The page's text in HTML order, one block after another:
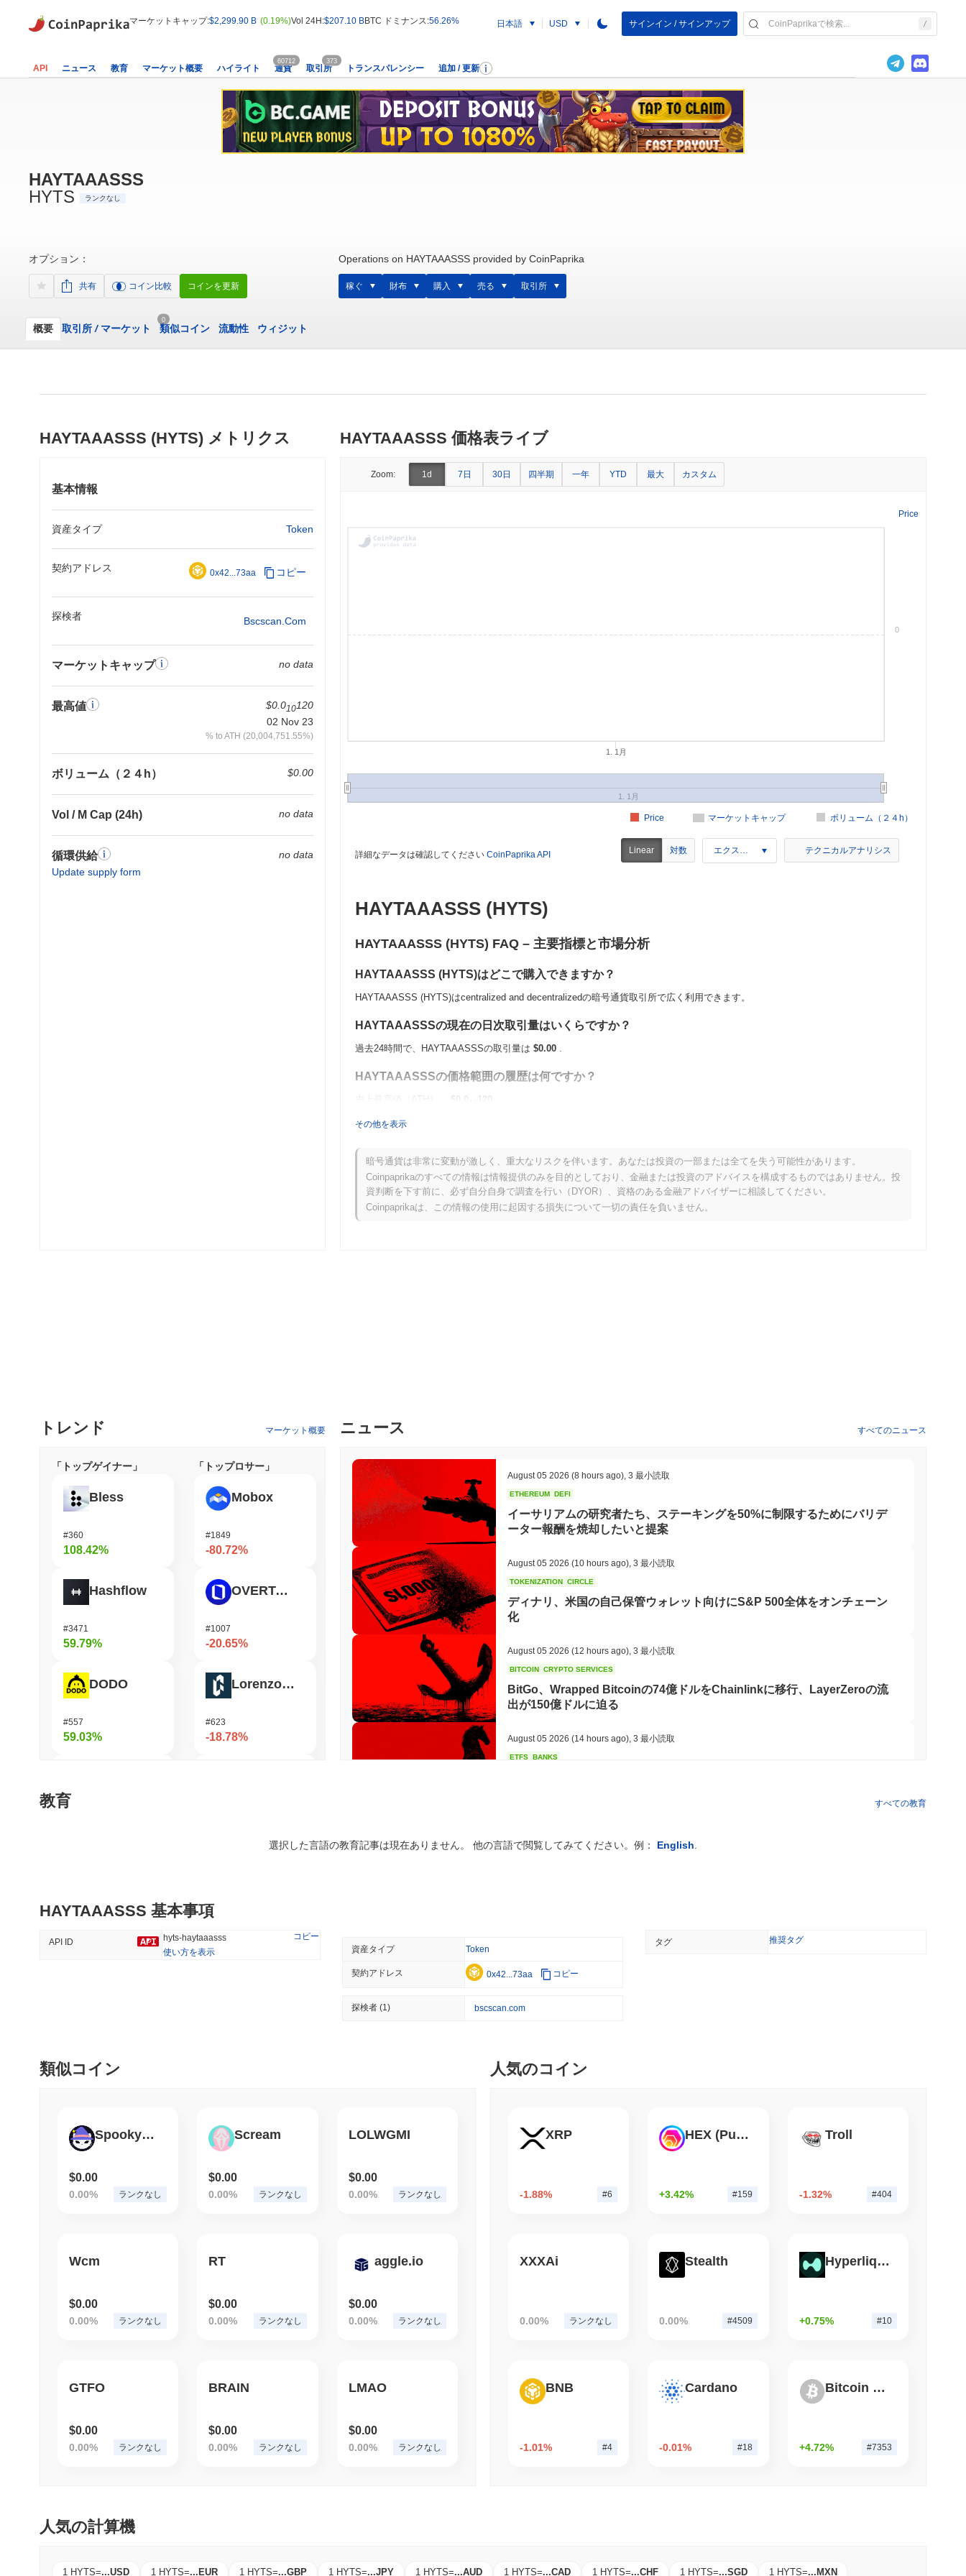
マーケットキャップ:$2,299.90 B (0.19%)Vol 24H:$207.10 BBTC ドミナンス:56.26% 日本語 USD サインイン / サインアップ
API ニュース 教育 マーケット概要 ハイライト 通貨
60712
取引所
373
トランスパレンシー 追加 / 更新
HAYTAAASSS
HYTS
ランクなし
オプション：
共有 コイン比較 コインを更新
Operations on HAYTAAASSS provided by CoinPaprika
稼ぐ 財布 購入 売る 取引所
概要 取引所 /マーケット
0
類似コイン 流動性 ウィジット
HAYTAAASSS (HYTS) メトリクス
基本情報
資産タイプ Token
契約アドレス 0x42...73aa コピー
探検者 Bscscan.com
マーケットキャップ no data
最高値 $0.010120
02 Nov 23
% to ATH (20,004,751.55%)
ボリューム（２４h） $0.00
Vol / M Cap (24h) no data
循環供給
Update supply form
no data
HAYTAAASSS 価格表ライブ
Zoom: 1d 7日 30日 四半期 一年 YTD 最大 カスタム
Price
マーケットキャップ ボリューム（２４h）
Price
1. 1月
1. 1月
0
詳細なデータは確認してください CoinPaprika API Linear 対数 エクスポート テクニカルアナリシス
HAYTAAASSS (HYTS)
HAYTAAASSS (HYTS) FAQ – 主要指標と市場分析
HAYTAAASSS (HYTS)はどこで購入できますか？
HAYTAAASSS (HYTS)はcentralized and decentralizedの暗号通貨取引所で広く利用できます。
HAYTAAASSSの現在の日次取引量はいくらですか？
過去24時間で、HAYTAAASSSの取引量は $0.00 .
HAYTAAASSSの価格範囲の履歴は何ですか？
史上最高値（ATH）： $0.0
120
HAYTAAASSSは、より広範な暗号市場と比較してどのようなパフォーマンスですか？
過去7日間で、HAYTAAASSSは 0.00%上昇し、 0.19% の上昇を記録した全体の暗号市場を下回っています。これは、より広範な市場
のモメンタムと比較して、HYTSの価格アクションにおける一時的な遅れを示しています。
その他を表示
暗号通貨は非常に変動が激しく、重大なリスクを伴います。あなたは投資の一部または全てを失う可能性があります。
Coinpaprikaのすべての情報は情報提供のみを目的としており、金融または投資のアドバイスを構成するものではありません。投
資判断を下す前に、必ず自分自身で調査を行い（DYOR）、資格のある金融アドバイザーに相談してください。
Coinpaprikaは、この情報の使用に起因する損失について一切の責任を負いません。
トレンド マーケット概要
「トップゲイナー」
Bless
#360
108.42%
Hashflow
#3471
59.79%
DODO
#557
59.03%
#209
「トップロサー」
Mobox
#1849
-80.72%
OVERTAKE
#1007
-20.65%
Lorenzo Protocol
#623
-18.78%
#589
0.75%
ニュース すべてのニュース
August 05 2026 (8 hours ago) 3 最小読取
ETHEREUM DEFI
イーサリアムの研究者たち、ステーキングを50%に制限するためにバリデ
ーター報酬を焼却したいと提案
August 05 2026 (10 hours ago) 3 最小読取
TOKENIZATION CIRCLE
ディナリ、米国の自己保管ウォレット向けにS&P 500全体をオンチェーン
化
August 05 2026 (12 hours ago) 3 最小読取
BITCOIN CRYPTO SERVICES
BitGo、Wrapped Bitcoinの74億ドルをChainlinkに移行、LayerZeroの流
出が150億ドルに迫る
August 05 2026 (14 hours ago) 3 最小読取
ETFS BANKS
ECONOMIC DATA WEB3
マスターカード、18億ドルのBVNK取引でステーブルコイン市場に参入
DEFI TRADING
August 04 2026
draining している
教育 すべての教育
選択した言語の教育記事は現在ありません。 他の言語で閲覧してみてください。例： English
HAYTAAASSS 基本事項
API ID hyts-haytaaasss
コピー
使い方を表示
資産タイプ Token
契約アドレス 0x42...73aa コピー
探検者(1) bscscan.com
タグ 推奨タグ
類似コイン
Spookyswap
$0.00
0.00% ランクなし
Scream
$0.00
0.00% ランクなし
LOLWGMI
$0.00
0.00% ランクなし
Wcm
$0.00
0.00% ランクなし
RT
$0.00
0.00% ランクなし
aggle.io
$0.00
0.00% ランクなし
GTFO
$0.00
0.00% ランクなし
BRAIN
$0.00
0.00% ランクなし
LMAO
$0.00
0.00% ランクなし
人気のコイン
XRP
-1.88% #6
HEX (Pulsechain)
+3.42% #159
Troll
-1.32% #404
XXXAi
0.00% ランクなし
Stealth
0.00% #4509
Hyperliquid
+0.75% #10
BNB
-1.01% #4
Cardano
-0.01% #18
Bitcoin Silver
+4.72% #7353
人気の計算機
1 HYTS=...USD 1 HYTS=...EUR 1 HYTS=...GBP 1 HYTS=...JPY 1 HYTS=...AUD 1 HYTS=...CAD 1 HYTS=...CHF 1 HYTS=...SGD 1 HYTS=...MXN